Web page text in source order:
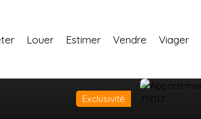
Louer Estimer Vendre Viager
Exclusivité